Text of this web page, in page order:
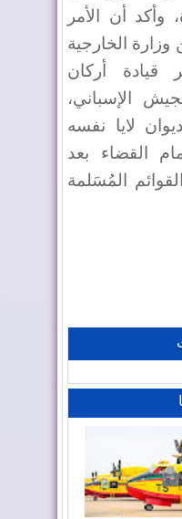
وأكد أن الأمر
الخارجية
قيادة أركان
الإسباني،
لايا نفسه
القضاء بعد
المُسَلمة